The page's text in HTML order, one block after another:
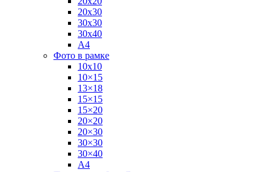
20х30
30х30
30х40
А4
Фото в рамке
10х10
10×15
13×18
15×15
15×20
20×20
20×30
30×30
30×40
A4